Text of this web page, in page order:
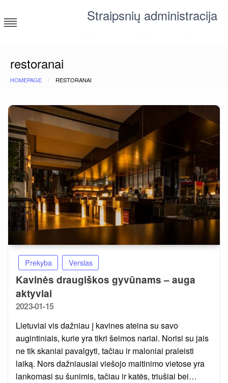
to
content
Straipsnių administracija
restoranai
HOMEPAGE RESTORANAI
Prekyba Verslas
Kavinės draugiškos gyvūnams – auga
aktyviai
Posted
2023-01-15
Lietuviai vis dažniau į kavines ateina su savo
augintiniais, kurie yra tikri šeimos nariai. Norisi su jais
ne tik skaniai pavalgyti, tačiau ir maloniai praleisti
laiką. Nors dažniausiai viešojo maitinimo vietose yra
lankomasi su šunimis, tačiau ir katės, triušiai bei…